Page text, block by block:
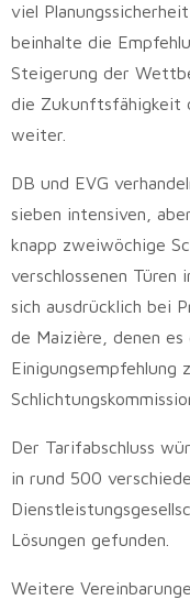
viel
beinhalte die
Steigerung der
die Zukunftsfähigkeit
weiter.
DB und EVG
sieben intensiven,
knapp zweiwöchige
verschlossenen
sich ausdrücklich bei
de Maizière, denen es
Einigungsempfehlung
Der Tarifabschluss
in rund 500
Lösungen gefunden.
Weitere